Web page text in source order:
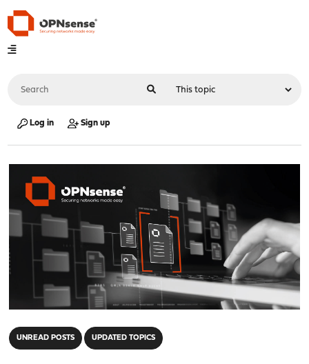
Log in Sign up
UNREAD POSTS UPDATED TOPICS